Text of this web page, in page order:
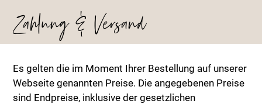
Zahlung & Versand
Es gelten die im Moment Ihrer Bestellung auf unserer
Webseite genannten Preise. Die angegebenen Preise
sind Endpreise, inklusive der gesetzlichen